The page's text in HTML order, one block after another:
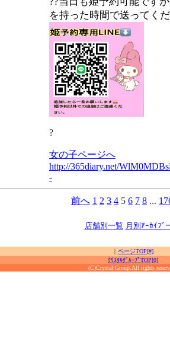
を持った時間で送ってく
?
女の子ページへ
http://365diary.net/
-
前へ 1 2 3 4 5 6 7 8 ...
店舗別一覧 月別ｱｰｶｲﾌﾞ
｜ ページTOP[#]
ｸﾘｽﾀﾙｸﾞﾙｰﾌﾟTOP[0]
(C)Crystal Group.All rights